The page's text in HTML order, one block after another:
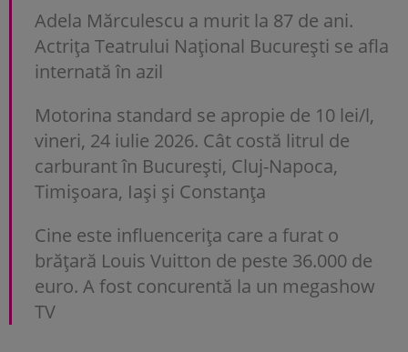
Adela Mărculescu a murit la 87 de ani.
Actrița Teatrului Național București se afla
internată în azil
Motorina standard se apropie de 10 lei/l,
vineri, 24 iulie 2026. Cât costă litrul de
carburant în București, Cluj-Napoca,
Timișoara, Iași și Constanța
Cine este influencerița care a furat o
brățară Louis Vuitton de peste 36.000 de
euro. A fost concurentă la un megashow
TV